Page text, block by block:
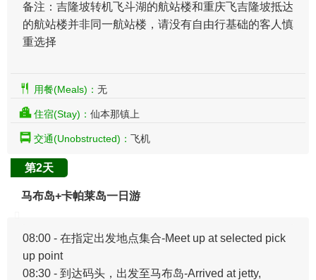
备注：吉隆坡转机飞斗湖的航站楼和重庆飞吉隆坡抵达
的航站楼并非同一航站楼，请没有自由行基础的客人慎
重选择
用餐(Meals)： 无
住宿(Stay)： 仙本那镇上
交通(Unobstructed)： 飞机
第2天
马布岛+卡帕莱岛一日游
08:00 - 在指定出发地点集合-Meet up at selected pick
up point
08:30 - 到达码头，出发至马布岛-Arrived at jetty,